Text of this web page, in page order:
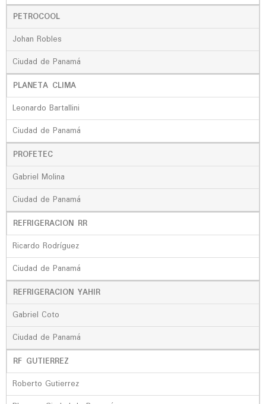
PETROCOOL
Johan Robles
Ciudad de Panamá
PLANETA CLIMA
Leonardo Bartallini
Ciudad de Panamá
PROFETEC
Gabriel Molina
Ciudad de Panamá
REFRIGERACION RR
Ricardo Rodríguez
Ciudad de Panamá
REFRIGERACION YAHIR
Gabriel Coto
Ciudad de Panamá
RF GUTIERREZ
Roberto Gutierrez